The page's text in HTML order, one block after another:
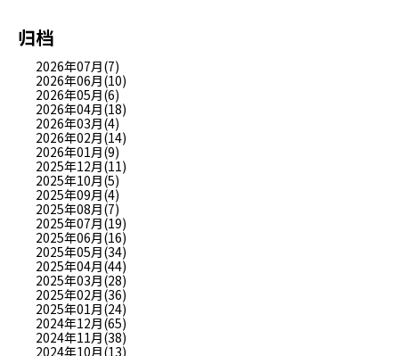
归档
2026年07月(7)
2026年06月(10)
2026年05月(6)
2026年04月(18)
2026年03月(4)
2026年02月(14)
2026年01月(9)
2025年12月(11)
2025年10月(5)
2025年09月(4)
2025年08月(7)
2025年07月(19)
2025年06月(16)
2025年05月(34)
2025年04月(44)
2025年03月(28)
2025年02月(36)
2025年01月(24)
2024年12月(65)
2024年11月(38)
2024年10月(13)